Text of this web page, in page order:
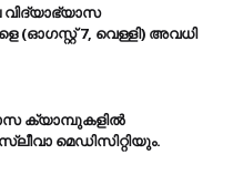
വിദ്യാഭ്യാസ
(ഓഗസ്റ്റ് 7, വെള്ളി) അവധി
ക്യാമ്പുകളിൽ
മെഡിസിറ്റിയും.